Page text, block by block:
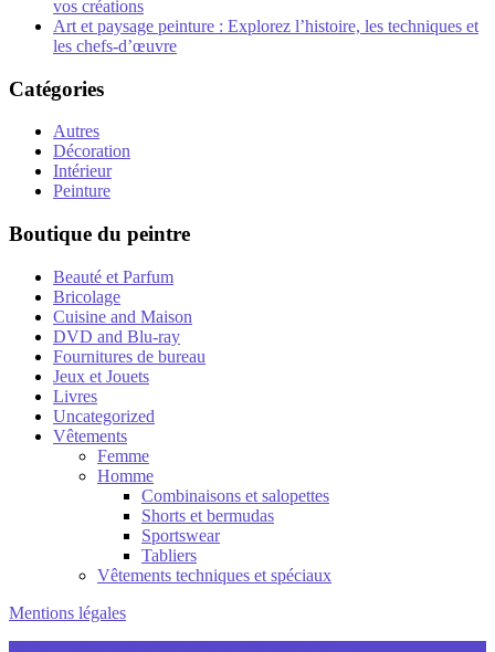
vos créations
Art et paysage peinture : Explorez l’histoire, les techniques et
les chefs-d’œuvre
Catégories
Autres
Décoration
Intérieur
Peinture
Boutique du peintre
Beauté et Parfum
Bricolage
Cuisine and Maison
DVD and Blu-ray
Fournitures de bureau
Jeux et Jouets
Livres
Uncategorized
Vêtements
Femme
Homme
Combinaisons et salopettes
Shorts et bermudas
Sportswear
Tabliers
Vêtements techniques et spéciaux
Mentions légales